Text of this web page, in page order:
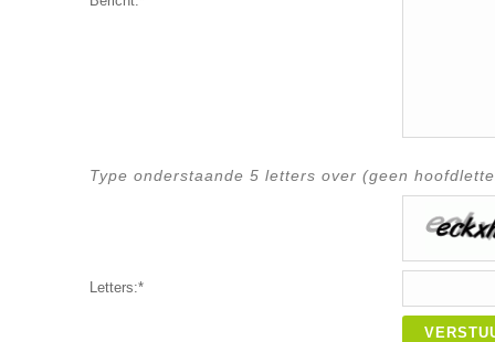
Type onderstaande 5 letters over (geen
Letters:*